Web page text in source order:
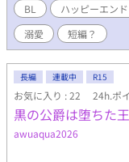
BL ハッピーエンド
溺愛
短編？
長編 連載中 R15
お気に入り : 22 24h.ポ
黒の公爵は堕ちた
awuaqua2026